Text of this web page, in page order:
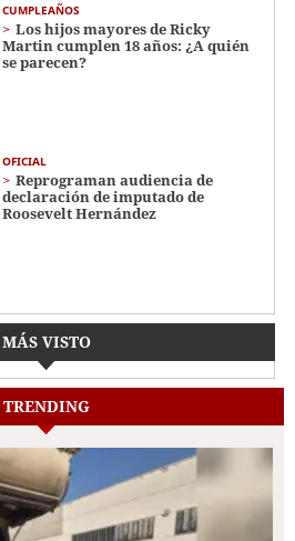
CUMPLEAÑOS
Los hijos mayores de Ricky
Martin cumplen 18 años: ¿A quién
se parecen?
OFICIAL
Reprograman audiencia de
declaración de imputado de
Roosevelt Hernández
MÁS VISTO
TRENDING